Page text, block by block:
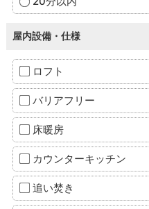
屋内設備・仕様
ロフト
バリアフリー
床暖房
カウンターキッチン
追い焚き